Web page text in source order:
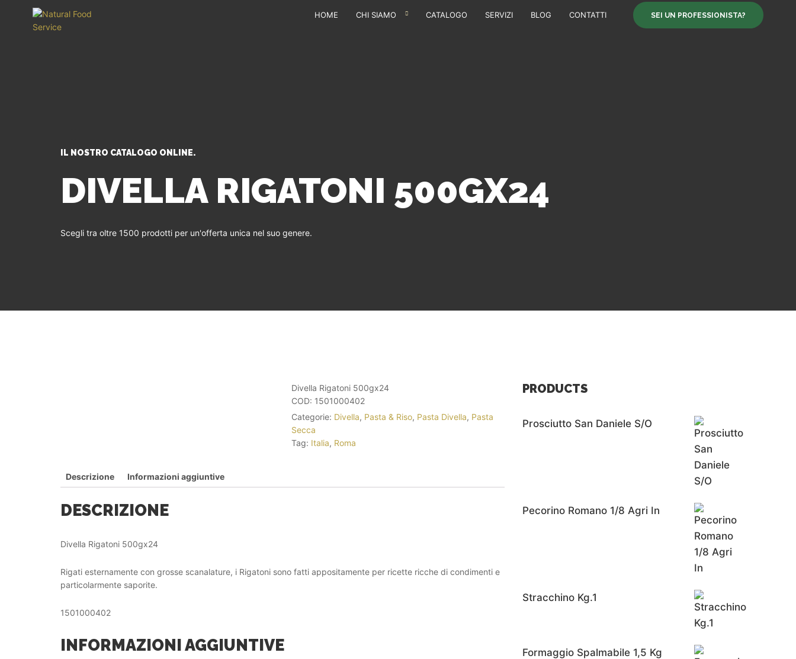
HOME CHI SIAMO CATALOGO SERVIZI BLOG CONTATTI SEI UN PROFESSIONISTA?
IL NOSTRO CATALOGO ONLINE.
DIVELLA RIGATONI 500GX24
Scegli tra oltre 1500 prodotti per un'offerta unica nel suo genere.
Divella Rigatoni 500gx24
COD: 1501000402
Categorie: Divella, Pasta & Riso, Pasta Divella, Pasta
Secca
Tag: Italia, Roma
Descrizione Informazioni aggiuntive
DESCRIZIONE
Divella Rigatoni 500gx24
Rigati esternamente con grosse scanalature, i Rigatoni sono fatti appositamente per ricette ricche di condimenti e
particolarmente saporite.
1501000402
INFORMAZIONI AGGIUNTIVE
PRODUCTS
Prosciutto San Daniele S/o
Pecorino Romano 1/8 Agri In
Stracchino Kg.1
Formaggio Spalmabile 1,5 Kg